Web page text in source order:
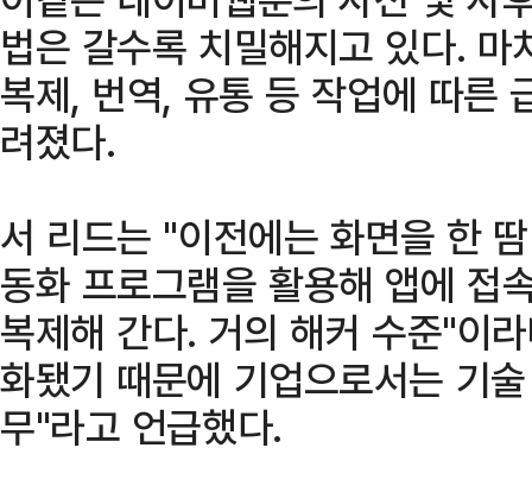
법은 갈수록 치밀해지고 있다.
복제, 번역, 유통 등 작업에 따른
려졌다.
서 리드는 "이전에는 화면을 한
동화 프로그램을 활용해 앱에 접
복제해 간다. 거의 해커 수준"이
화됐기 때문에 기업으로서는 기
무"라고 언급했다.